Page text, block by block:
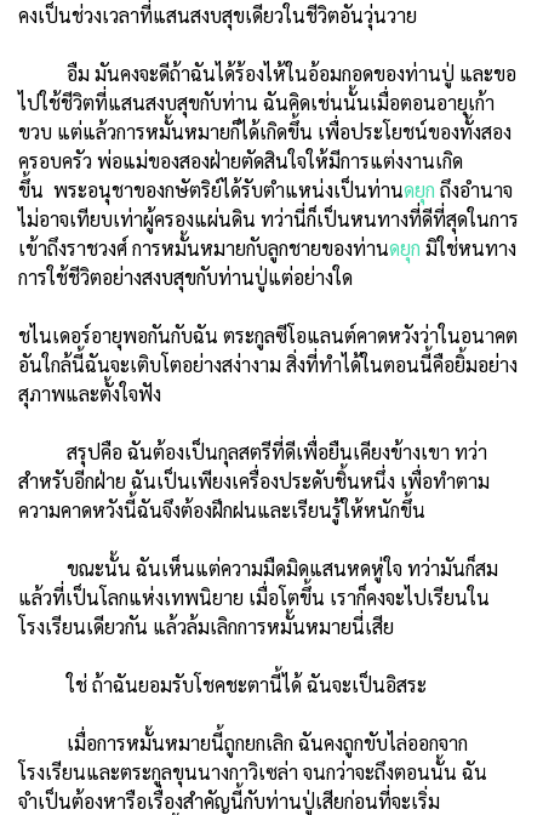
คงเป็นช่วงเวลาที่แสนสงบสุขเดียวในชีวิตอันวุ่นวาย
อืม มันคงจะดีถ้าฉันได้ร้องไห้ในอ้อมกอดของท่านปู่ และขอ
ไปใช้ชีวิตที่แสนสงบสุขกับท่าน ฉันคิดเช่นนั้นเมื่อตอนอายุเก้า
ขวบ แต่แล้วการหมั้นหมายก็ได้เกิดขึ้น เพื่อประโยชน์ของทั้งสอง
ครอบครัว พ่อแม่ของสองฝ่ายตัดสินใจให้มีการแต่งงานเกิด
ขึ้น พระอนุชาของกษัตริย์ได้รับตำแหน่งเป็นท่านดยุก ถึงอำนาจ
ไม่อาจเทียบเท่าผู้ครองแผ่นดิน ทว่านี่ก็เป็นหนทางที่ดีที่สุดในการ
เข้าถึงราชวงศ์ การหมั้นหมายกับลูกชายของท่านดยุก มิใช่หนทาง
การใช้ชีวิตอย่างสงบสุขกับท่านปู่แต่อย่างใด
ชไนเดอร์อายุพอกันกับฉัน ตระกูลซีโอแลนต์คาดหวังว่าในอนาคต
อันใกล้นี้ฉันจะเติบโตอย่างสง่างาม สิ่งที่ทำได้ในตอนนี้คือยิ้มอย่าง
สุภาพและตั้งใจฟัง
สรุปคือ ฉันต้องเป็นกุลสตรีที่ดีเพื่อยืนเคียงข้างเขา ทว่า
สำหรับอีกฝ่าย ฉันเป็นเพียงเครื่องประดับชิ้นหนึ่ง เพื่อทำตาม
ความคาดหวังนี้ฉันจึงต้องฝึกฝนและเรียนรู้ให้หนักขึ้น
ขณะนั้น ฉันเห็นแต่ความมืดมิดแสนหดหู่ใจ ทว่ามันก็สม
แล้วที่เป็นโลกแห่งเทพนิยาย เมื่อโตขึ้น เราก็คงจะไปเรียนใน
โรงเรียนเดียวกัน แล้วล้มเลิกการหมั้นหมายนี่เสีย
ใช่ ถ้าฉันยอมรับโชคชะตานี้ได้ ฉันจะเป็นอิสระ
เมื่อการหมั้นหมายนี้ถูกยกเลิก ฉันคงถูกขับไล่ออกจาก
โรงเรียนและตระกูลขุนนางกาวิเซล่า จนกว่าจะถึงตอนนั้น ฉัน
จำเป็นต้องหารือเรื่องสำคัญนี้กับท่านปู่เสียก่อนที่จะเริ่ม